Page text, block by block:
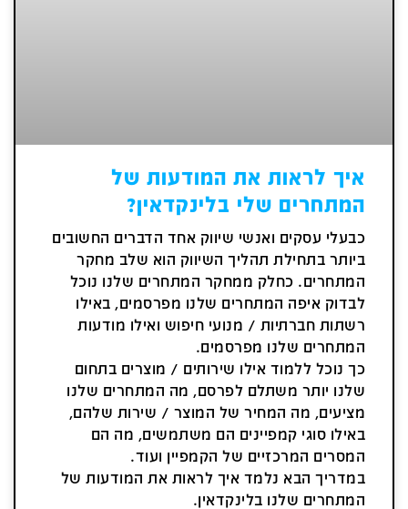
איך לראות את המודעות של
המתחרים שלי בלינקדאין?
כבעלי עסקים ואנשי שיווק אחד הדברים החשובים
ביותר בתחילת תהליך השיווק הוא שלב מחקר
המתחרים. כחלק ממחקר המתחרים שלנו נוכל
לבדוק איפה המתחרים שלנו מפרסמים, באילו
רשתות חברתיות / מנועי חיפוש ואילו מודעות
המתחרים שלנו מפרסמים.
כך נוכל ללמוד אילו שירותים / מוצרים בתחום
שלנו יותר משתלם לפרסם, מה המתחרים שלנו
מציעים, מה המחיר של המוצר / שירות שלהם,
באילו סוגי קמפיינים הם משתמשים, מה הם
המסרים המרכזיים של הקמפיין ועוד.
במדריך הבא נלמד איך לראות את המודעות של
המתחרים שלנו בלינקדאין.